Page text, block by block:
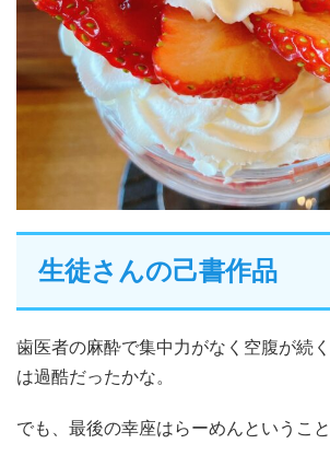
生徒さんの己書作品
歯医者の麻酔で集中力がなく空腹が続
は過酷だったかな。
でも、最後の幸座はらーめんということ